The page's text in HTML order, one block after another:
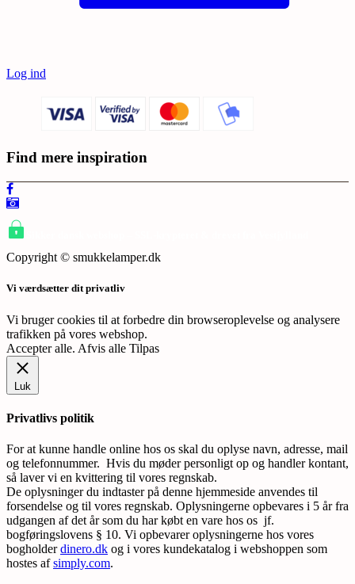
Log ind
Find mere inspiration
Copyright © smukkelamper.dk
Vi værdsætter dit privatliv
Vi bruger cookies til at forbedre din browseroplevelse og analysere
trafikken på vores webshop.
Accepter alle. Afvis alle Tilpas
Luk
Privatlivs politik
For at kunne handle online hos os skal du oplyse navn, adresse, mail
og telefonnummer. Hvis du møder personligt op og handler kontant,
så laver vi en kvittering til vores regnskab.
De oplysninger du indtaster på denne hjemmeside anvendes til
forsendelse og til vores regnskab. Oplysningerne opbevares i 5 år fra
udgangen af det år som du har købt en vare hos os jf.
bogføringslovens § 10. Vi opbevarer oplysningerne hos vores
bogholderdinero.dk og i vores kundekatalog i webshoppen som
hostes afsimply.com.